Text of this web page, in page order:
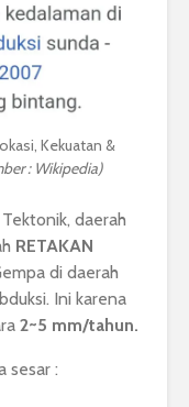
Kekuatan &
: Wikipedia)
daerah
RETAKAN
di daerah
Ini karena
2~5 mm/tahun.
sesar :